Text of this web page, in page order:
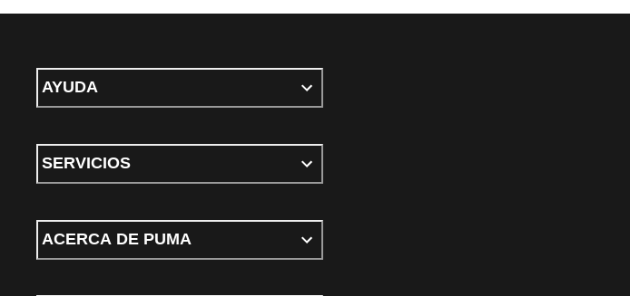
AYUDA
SERVICIOS
ACERCA DE PUMA